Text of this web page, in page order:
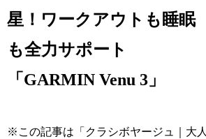
星！ワークアウトも睡眠
も全力サポート
「GARMIN Venu 3」
※この記事は「クラシボヤージュ｜大人